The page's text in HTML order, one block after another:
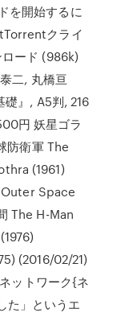
を開始するに
クライ
ード (986k)
二, 丸橋亘
礎』, A5判, 216
円 妖星ゴラ
防衛軍 The
(1961)
Space
The H-Man
(2016/02/21)
ットワーク{ネ
た」というエ